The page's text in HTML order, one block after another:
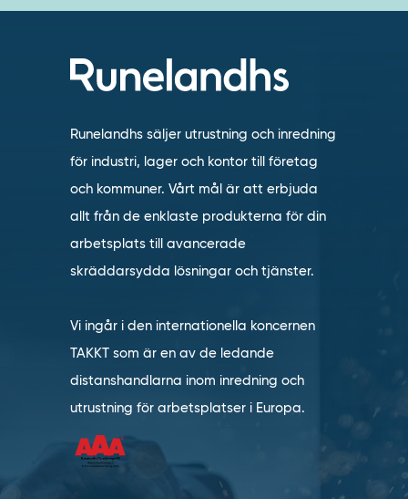
Runelandhs säljer utrustning och inredning
för industri, lager och kontor till företag
och kommuner. Vårt mål är att erbjuda
allt från de enklaste produkterna för din
arbetsplats till avancerade
skräddarsydda lösningar och tjänster.
Vi ingår i den internationella koncernen
TAKKT som är en av de ledande
distanshandlarna inom inredning och
utrustning för arbetsplatser i Europa.